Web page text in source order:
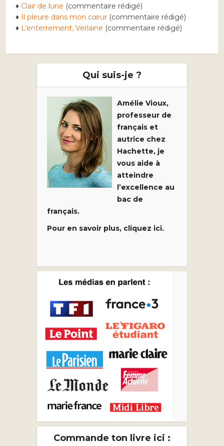
♦ Clair de lune (commentaire rédigé)
♦ Il pleure dans mon cœur (commentaire rédigé)
♦ L’enterrement, Verlaine (commentaire rédigé)
Qui suis-je ?
Amélie Vioux,
professeur de
français et
autrice chez
Hachette, je
vous aide à
atteindre
l’excellence au
bac de
français.
Pour en savoir plus, cliquez ici.
Commande ton livre ici :